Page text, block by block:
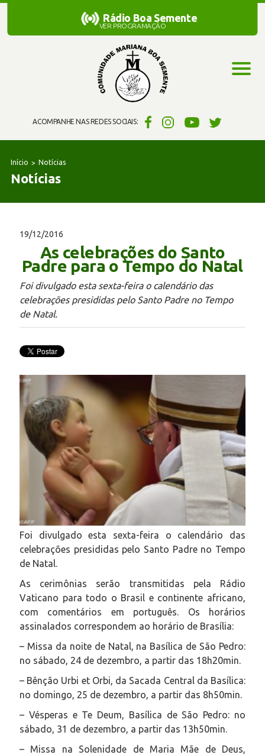
ACOMPANHE NAS REDES SOCIAIS:
Rádio Boa Semente
Rádio Boa Semente
VER PROGRAMAÇÃO
Início Notícias
Notícias
19/12/2016
As celebrações do Santo
Padre para o Tempo do Natal
Foi divulgado esta sexta-feira o calendário das
celebrações presididas pelo Santo Padre no Tempo
de Natal.
Foi divulgado esta sexta-feira o calendário das
celebrações presididas pelo Santo Padre no Tempo
de Natal.
As cerimônias serão transmitidas pela Rádio
Vaticano para todo o Brasil e continente africano,
com comentários em português. Os horários
assinalados correspondem ao horário de Brasília:
– Missa da noite de Natal, na Basílica de São Pedro:
no sábado, 24 de dezembro, a partir das 18h20min.
– Bênção Urbi et Orbi, da Sacada Central da Basílica:
no domingo, 25 de dezembro, a partir das 8h50min.
– Vésperas e Te Deum, Basílica de São Pedro: no
sábado, 31 de dezembro, a partir das 13h50min.
– Missa na Solenidade de Maria Mãe de Deus,